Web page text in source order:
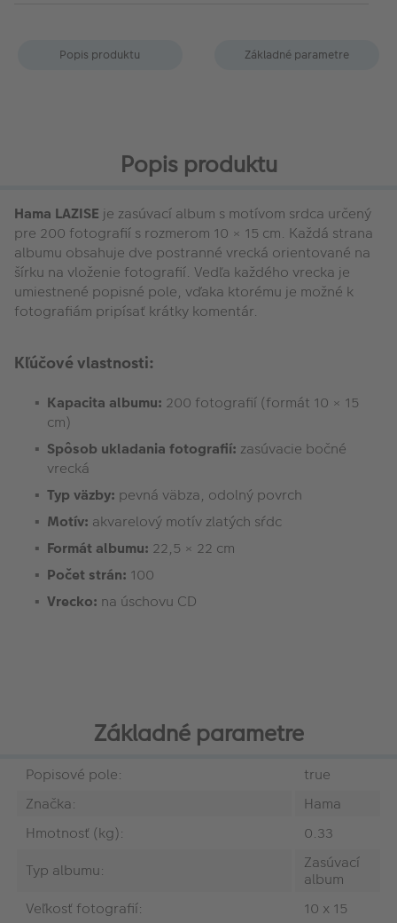
Popis produktu Základné parametre
Popis produktu
Hama LAZISE je zasúvací album s motívom srdca určený
pre 200 fotografií s rozmerom 10 × 15 cm. Každá strana
albumu obsahuje dve postranné vrecká orientované na
šírku na vloženie fotografií. Vedľa každého vrecka je
umiestnené popisné pole, vďaka ktorému je možné k
fotografiám pripísať krátky komentár.
Kľúčové vlastnosti:
Kapacita albumu: 200 fotografií (formát 10 × 15
cm)
Spôsob ukladania fotografií: zasúvacie bočné
vrecká
Typ väzby: pevná väbza, odolný povrch
Motív: akvarelový motív zlatých sŕdc
Formát albumu: 22,5 × 22 cm
Počet strán: 100
Vrecko: na úschovu CD
Základné parametre
Popisové pole:
true
Značka:
Hama
Hmotnosť (kg):
0.33
Typ albumu:
Zasúvací
album
Veľkosť fotografií:
10 x 15